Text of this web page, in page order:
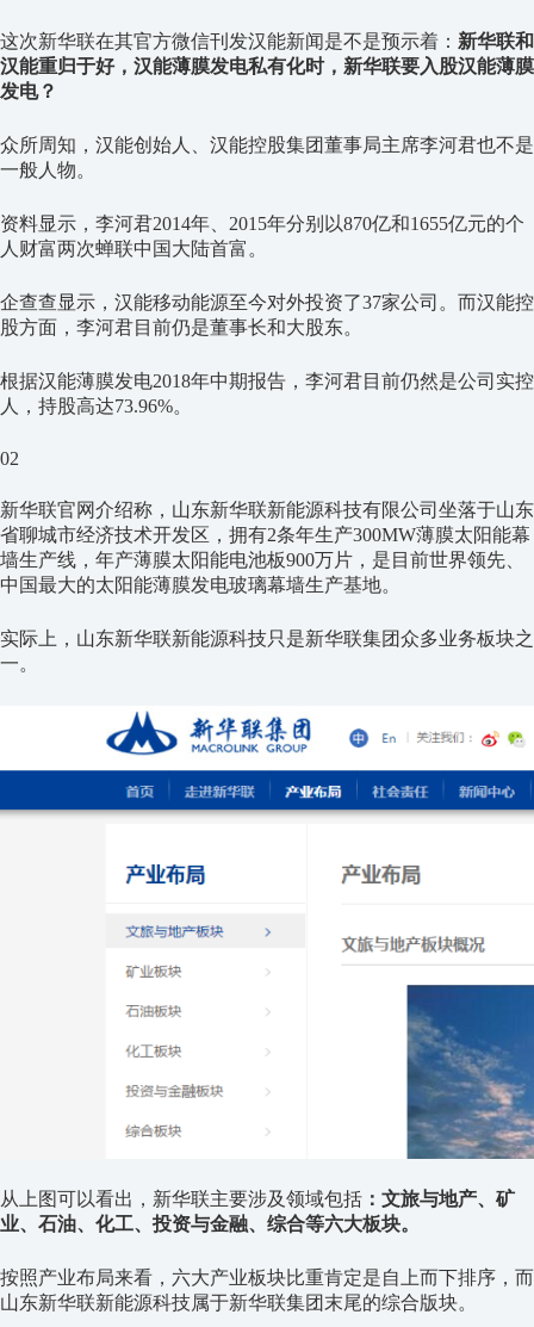
这次新华联在其官方微信刊发汉能新闻是不是预示着： 新华联和
汉能重归于好，汉能薄膜发电私有化时，新华联要入股汉能薄膜
发电？
众所周知，汉能创始人、汉能控股集团董事局主席李河君也不是
一般人物。
资料显示，李河君2014年、2015年分别以870亿和1655亿元的个
人财富两次蝉联中国大陆首富。
企查查显示，汉能移动能源至今对外投资了37家公司。而汉能控
股方面，李河君目前仍是董事长和大股东。
根据汉能薄膜发电2018年中期报告，李河君目前仍然是公司实控
人，持股高达73.96%。
02
新华联官网介绍称，山东新华联新能源科技有限公司坐落于山东
省聊城市经济技术开发区，拥有2条年生产300MW薄膜太阳能幕
墙生产线，年产薄膜太阳能电池板900万片，是目前世界领先、
中国最大的太阳能薄膜发电玻璃幕墙生产基地。
实际上，山东新华联新能源科技只是新华联集团众多业务板块之
一。
从上图可以看出，新华联主要涉及领域包括 ：文旅与地产、矿
业、石油、化工、投资与金融、综合等六大板块。
按照产业布局来看，六大产业板块比重肯定是自上而下排序，而
山东新华联新能源科技属于新华联集团末尾的综合版块。